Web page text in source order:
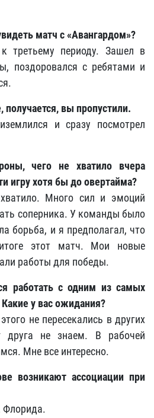
матч с «Авангардом»?
третьему периоду. Зашел в
поздоровался с ребятами и
получается, вы пропустили.
и сразу посмотрел
чего не хватило вчера
игру хотя бы до овертайма?
Много сил и эмоций
соперника. У команды было
борьба, и я предполагал, что
этот матч. Мои новые
работы для победы.
работать с одним из самых
у вас ожидания?
не пересекались в других
друга не знаем. В рабочей
Мне все интересно.
возникают ассоциации при